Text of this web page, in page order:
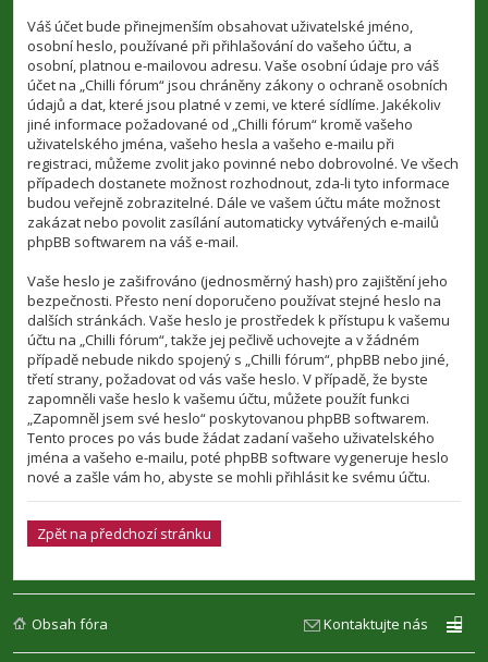
Váš účet bude přinejmenším obsahovat uživatelské jméno,
osobní heslo, používané při přihlašování do vašeho účtu, a
osobní, platnou e-mailovou adresu. Vaše osobní údaje pro váš
účet na „Chilli fórum“ jsou chráněny zákony o ochraně osobních
údajů a dat, které jsou platné v zemi, ve které sídlíme. Jakékoliv
jiné informace požadované od „Chilli fórum“ kromě vašeho
uživatelského jména, vašeho hesla a vašeho e-mailu při
registraci, můžeme zvolit jako povinné nebo dobrovolné. Ve všech
případech dostanete možnost rozhodnout, zda-li tyto informace
budou veřejně zobrazitelné. Dále ve vašem účtu máte možnost
zakázat nebo povolit zasílání automaticky vytvářených e-mailů
phpBB softwarem na váš e-mail.
Vaše heslo je zašifrováno (jednosměrný hash) pro zajištění jeho
bezpečnosti. Přesto není doporučeno používat stejné heslo na
dalších stránkách. Vaše heslo je prostředek k přístupu k vašemu
účtu na „Chilli fórum“, takže jej pečlivě uchovejte a v žádném
případě nebude nikdo spojený s „Chilli fórum“, phpBB nebo jiné,
třetí strany, požadovat od vás vaše heslo. V případě, že byste
zapomněli vaše heslo k vašemu účtu, můžete použít funkci
„Zapomněl jsem své heslo“ poskytovanou phpBB softwarem.
Tento proces po vás bude žádat zadaní vašeho uživatelského
jména a vašeho e-mailu, poté phpBB software vygeneruje heslo
nové a zašle vám ho, abyste se mohli přihlásit ke svému účtu.
Zpět na předchozí stránku
Obsah fóra Kontaktujte nás